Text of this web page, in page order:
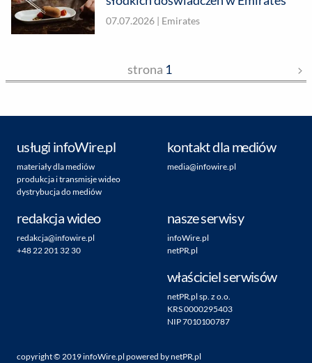
07.07.2026 | Emirates
strona 1
usługi infoWire.pl
materiały dla mediów
produkcja i transmisje wideo
dystrybucja do mediów
kontakt dla mediów
media@infowire.pl
redakcja wideo
redakcja@infowire.pl
+48 22 201 32 30
nasze serwisy
infoWire.pl
netPR.pl
właściciel serwisów
netPR.pl sp. z o.o.
KRS 0000295403
NIP 7010100787
copyright ©2019infoWire.pl powered bynetPR.pl